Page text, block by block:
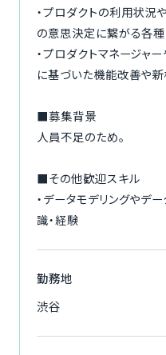
・プロダクトの利用状況
の意思決定に繋がる各
・プロダクトマネージャ
に基づいた機能改善や
■募集背景
人員不足のため。
■その他歓迎スキル
・データモデリングやデ
識・経験
勤務地
渋谷